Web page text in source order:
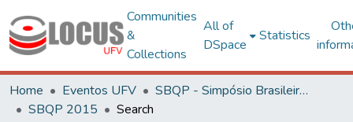
Communities
&
Collections
All of
DSpace
Statistics
Home Eventos UFV
SBQP - Simpósio Brasileiro de Qualidade do Projeto no Ambiente Construído
SBQP 2015
Search